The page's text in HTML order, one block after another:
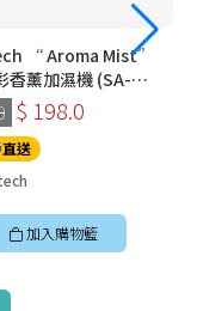
“ Aroma Mist”
香薰加濕機 (SA-
$ 198.0
送
加入購物籃